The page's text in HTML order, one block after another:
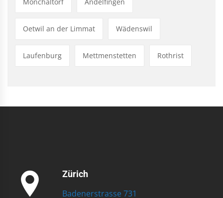
Oetwil an der Limmat Wädenswil
Laufenburg Mettmenstetten Rothrist
Zürich
Badenerstrasse 731